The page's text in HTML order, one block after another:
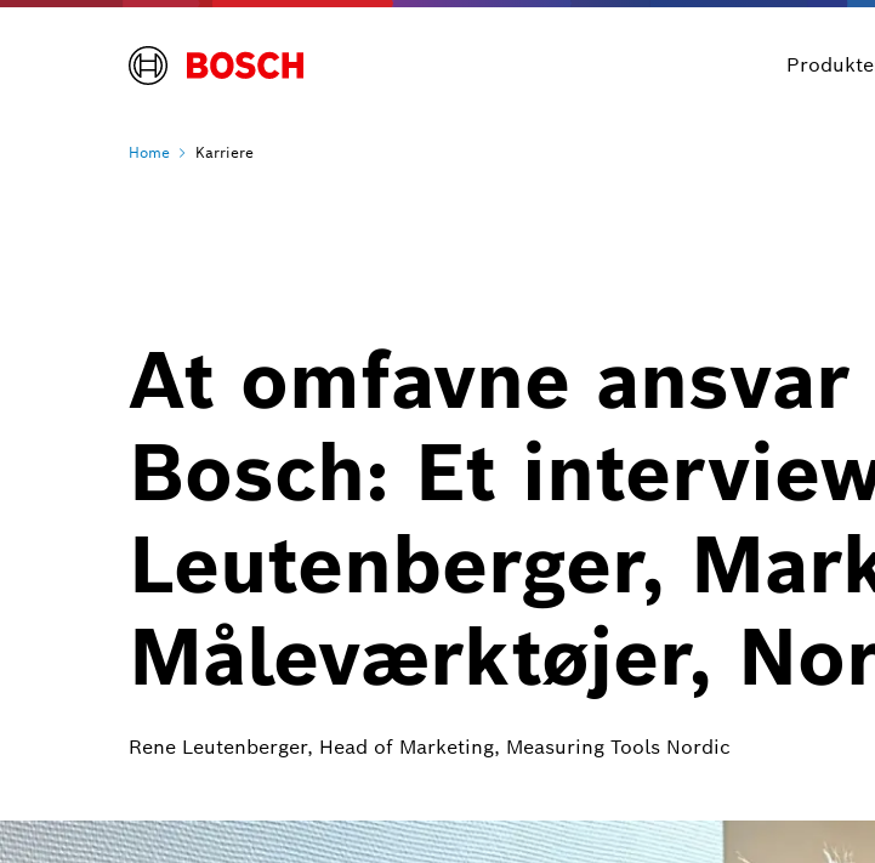
Home Karriere
At omfavne
Bosch: Et
Leutenberger,
Måleværktøjer,
Rene Leutenberger, Head of Marketing, Measuring Tools Nordic